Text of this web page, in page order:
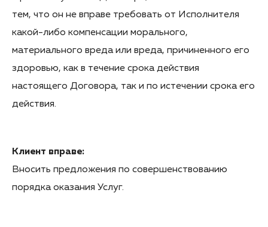
тем, что он не вправе требовать от Исполнителя
какой-либо компенсации морального,
материального вреда или вреда, причиненного его
здоровью, как в течение срока действия
настоящего Договора, так и по истечении срока его
действия.
Клиент вправе:
Вносить предложения по совершенствованию
порядка оказания Услуг.